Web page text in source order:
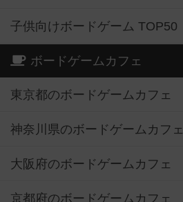
子供向けボードゲーム TOP50
ボードゲームカフェ
東京都のボードゲームカフェ
神奈川県のボードゲームカフェ
大阪府のボードゲームカフェ
京都府のボードゲームカフェ